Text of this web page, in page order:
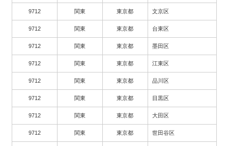
9712 関東 東京都 文京区
9712 関東 東京都 台東区
9712 関東 東京都 墨田区
9712 関東 東京都 江東区
9712 関東 東京都 品川区
9712 関東 東京都 目黒区
9712 関東 東京都 大田区
9712 関東 東京都 世田谷区